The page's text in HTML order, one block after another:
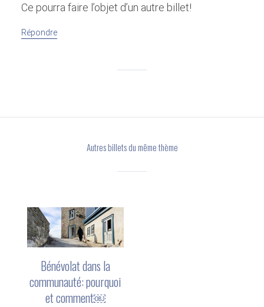
Ce pourra faire l’objet d’un autre billet!
Répondre
Autres billets du même thème
Bénévolat dans la
communauté: pourquoi
et comment￼